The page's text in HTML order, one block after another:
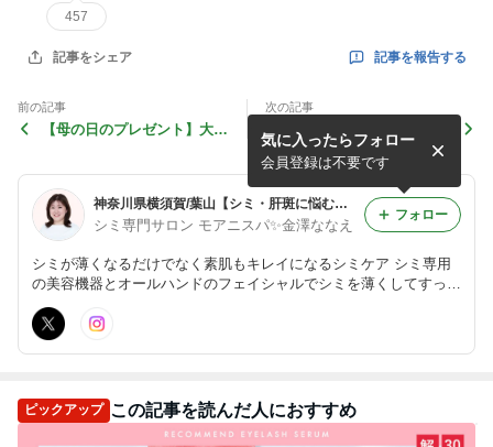
457
記事をシェア 記事を報告する
前の記事
【母の日のプレゼント】大切
次の記事
神奈川県横須賀/葉山【シミ・肝斑に悩む女性のためのサロン】シミ専門サロン モアニスパ
シミ専門サロン モアニスパ✨金澤ななえ
シミが薄くなるだけでなく素肌もキレイになるシミケア シミ専用
の美容機器とオールハンドのフェイシャルでシミを薄くしてすっぴ
ん肌を土台から整えます。 〈横須賀インターから車で5分 横須賀
しょうぶ園から車で3分〉
気に入ったらフォロー
会員登録は不要です
フォロー
ピックアップ この記事を読んだ人におすすめ